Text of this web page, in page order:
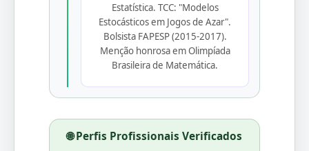
Estatística. TCC: "Modelos
Estocásticos em Jogos de Azar".
Bolsista FAPESP (2015-2017).
Menção honrosa em Olimpíada
Brasileira de Matemática.
🌐 Perfis Profissionais Verificados